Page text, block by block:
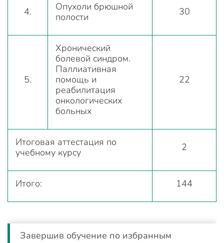
4.
Опухоли брюшной
полости
30
5.
Хронический
болевой синдром.
Паллиативная
помощь и
реабилитация
онкологических
больных
22
Итоговая аттестация по
учебному курсу
2
Итого: 144
Завершив обучение по избранным